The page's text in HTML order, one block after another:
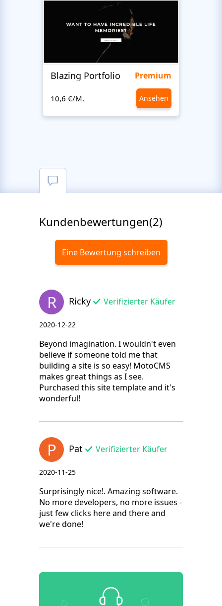
Blazing Portfolio Premium
10,6 €/M. Ansehen
Kundenbewertungen(2)
Eine Bewertung schreiben
R Ricky Verifizierter Käufer
2020-12-22
Beyond imagination. I wouldn't even
believe if someone told me that
building a site is so easy! MotoCMS
makes great things as I see.
Purchased this site template and it's
wonderful!
P Pat Verifizierter Käufer
2020-11-25
Surprisingly nice!. Amazing software.
No more developers, no more issues -
just few clicks here and there and
we're done!